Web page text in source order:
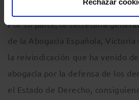
Rechazar
Por su parte, la secretaria
de la Abogacía Española,
la reivindicación que ha venido
abogacía por la defensa de los
el Estado de Derecho,